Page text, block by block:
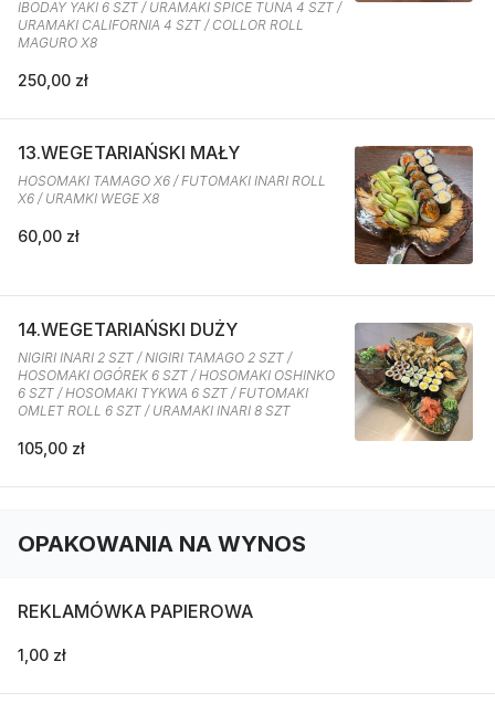
IBODAY YAKI 6 SZT / URAMAKI SPICE TUNA 4 SZT /
URAMAKI CALIFORNIA 4 SZT / COLLOR ROLL
MAGURO X8
250,00 zł
13.WEGETARIAŃSKI MAŁY
HOSOMAKI TAMAGO X6 / FUTOMAKI INARI ROLL
X6 / URAMKI WEGE X8
60,00 zł
14.WEGETARIAŃSKI DUŻY
NIGIRI INARI 2 SZT / NIGIRI TAMAGO 2 SZT /
HOSOMAKI OGÓREK 6 SZT / HOSOMAKI OSHINKO
6 SZT / HOSOMAKI TYKWA 6 SZT / FUTOMAKI
OMLET ROLL 6 SZT / URAMAKI INARI 8 SZT
105,00 zł
OPAKOWANIA NA WYNOS
REKLAMÓWKA PAPIEROWA
1,00 zł